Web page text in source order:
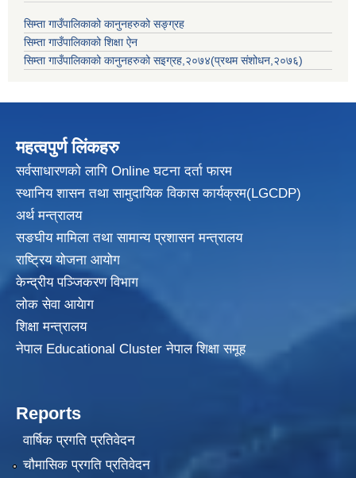
सिम्ता गाउँपालिकाको कानुनहरुको सङ्ग्रह
सिम्ता गाउँपालिकाको शिक्षा ऐन
सिम्ता गाउँपालिकाको कानुनहरुको सइग्रह,२०७४(प्रथम संशोधन,२०७६)
महत्वपुर्ण लिंकहरु
सर्वसाधारणको लागि Online घटना दर्ता फारम
स्थानिय शासन तथा सामुदायिक विकासकार्यक्रम(LGCDP)
अर्थ मन्त्रालय
सङघीय मामिला तथा सामान्य प्रशासन मन्त्रालय
राष्ट्रिय योजना आयोग
केन्द्रीय पञ्जिकरण विभाग
लोक सेवा आयेाग
शिक्षा मन्त्रालय
नेपाल Educational Cluster नेपाल शिक्षा समूह
Reports
वार्षिक प्रगति प्रतिवेदन
चौमासिक प्रगति प्रतिवेदन